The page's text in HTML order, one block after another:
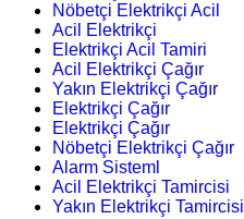
Nöbetçi Elektrikçi Acil
Acil Elektrikçi
Elektrikçi Acil Tamiri
Acil Elektrikçi Çağır
Yakın Elektrikçi Çağır
Elektrikçi Çağır
Elektrikçi Çağır
Nöbetçi Elektrikçi Çağır
Alarm Sisteml
Acil Elektrikçi Tamircisi
Yakın Elektrikçi Tamircisi